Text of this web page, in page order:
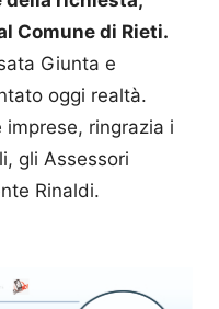
Comune di Rieti.
Giunta e
oggi realtà.
imprese, ringrazia i
gli Assessori
Rinaldi.